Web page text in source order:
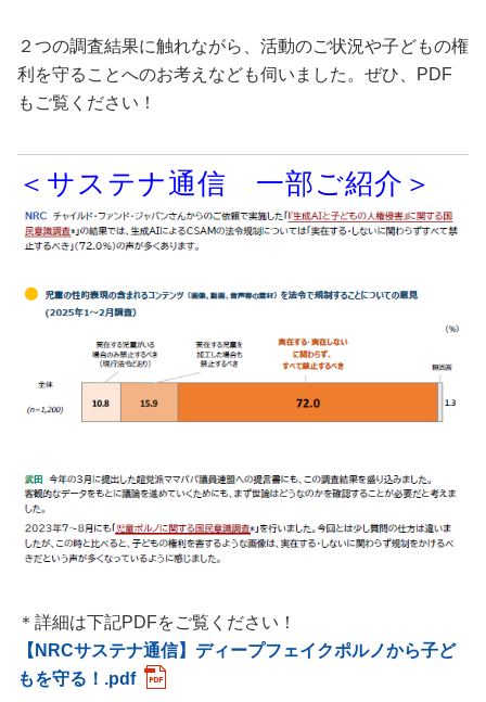
２つの調査結果に触れながら、活動のご状況や子どもの権
利を守ることへのお考えなども伺いました。ぜひ、PDF
もご覧ください！
＜サステナ通信 一部ご紹介＞
＊詳細は下記PDFをご覧ください！
【NRCサステナ通信】ディープフェイクポルノから子ど
もを守る！.pdf